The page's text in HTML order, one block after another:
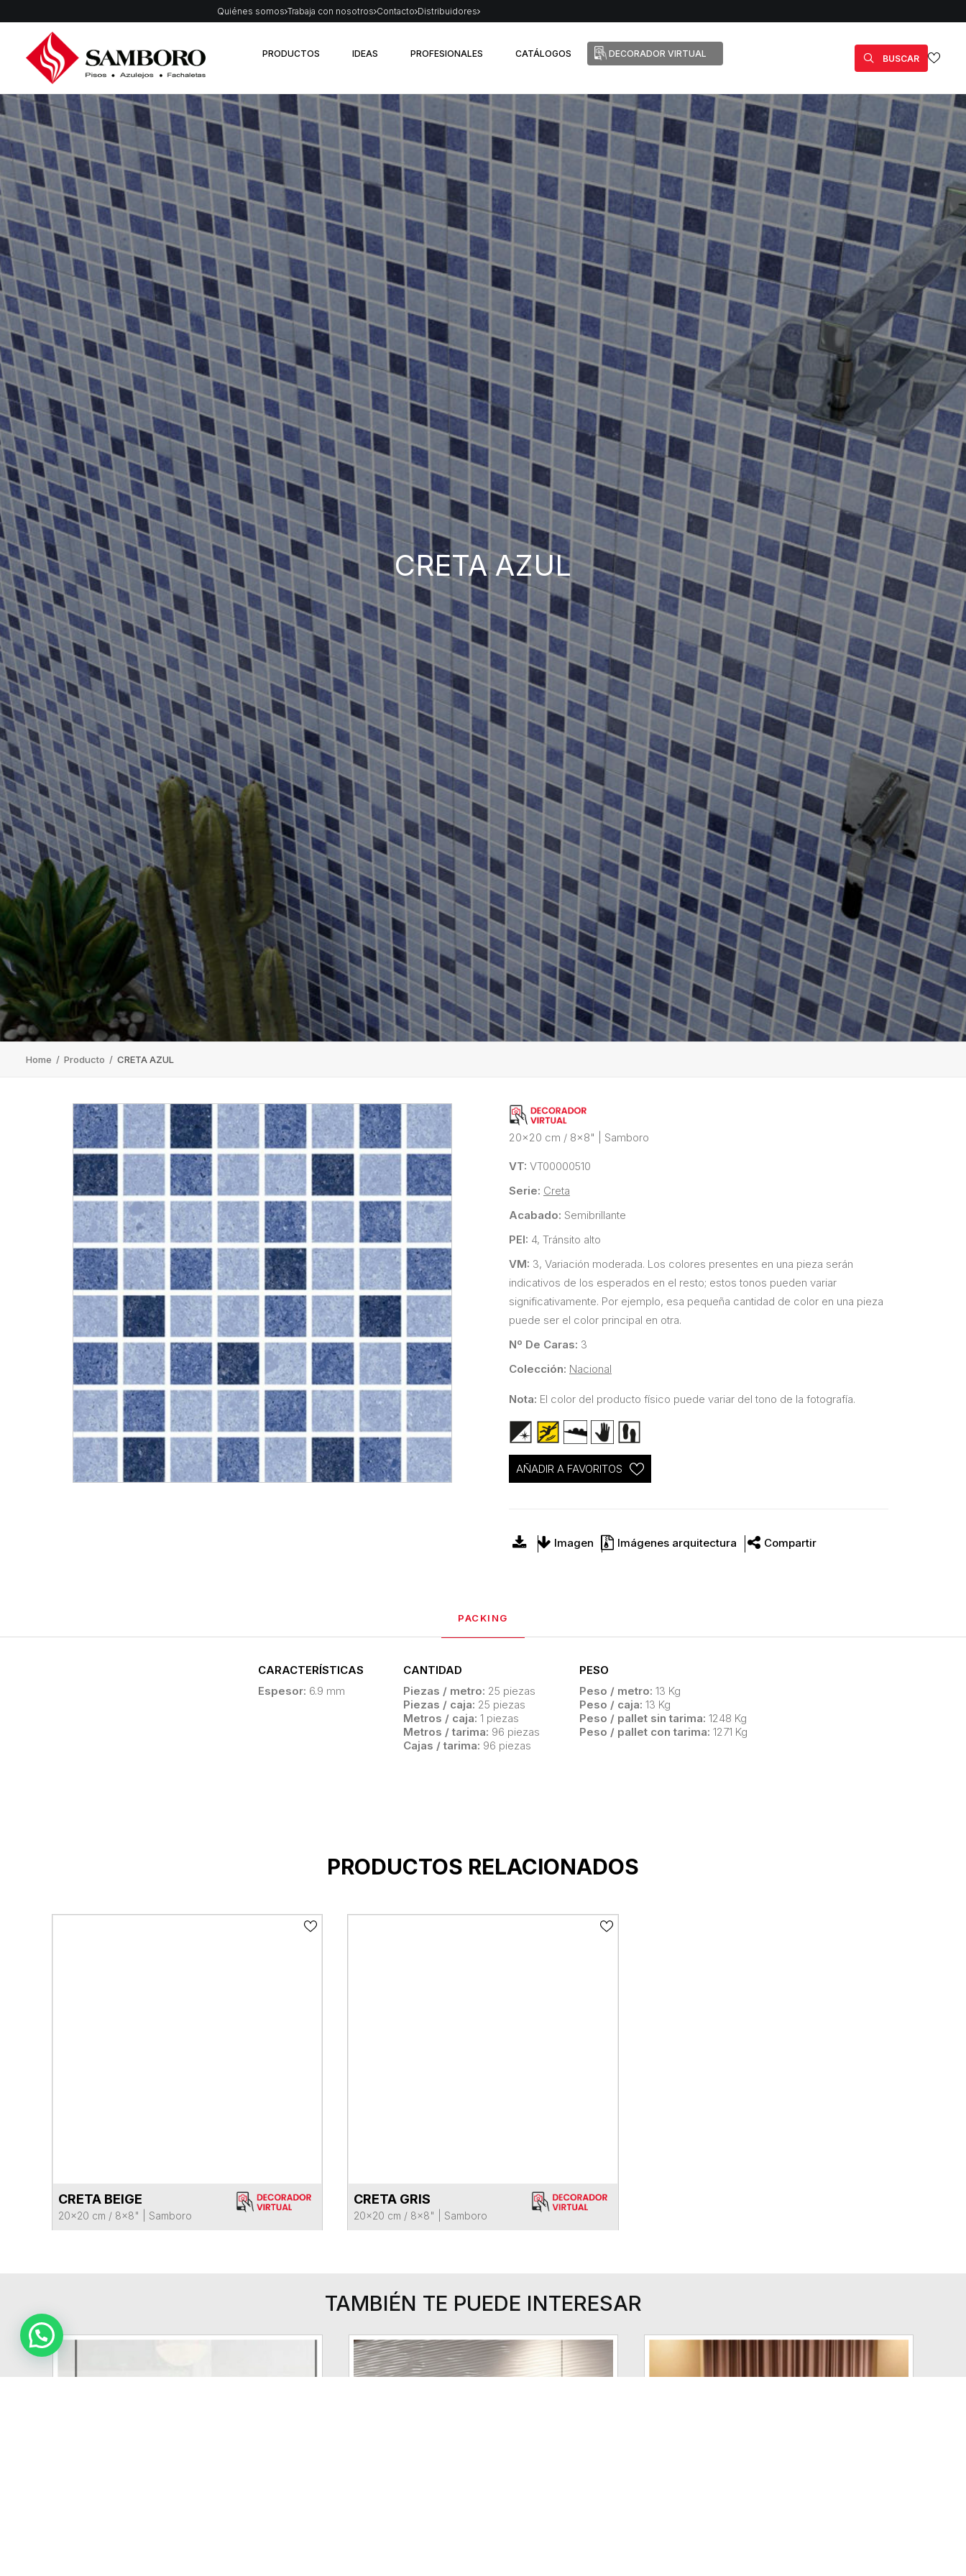
Quiénes somos Trabaja con nosotros Contacto Distribuidores
PRODUCTOS IDEAS PROFESIONALES CATÁLOGOS DECORADOR VIRTUAL BUSCAR
CRETA AZUL
Home / Producto / CRETA AZUL
20x20 cm / 8x8" Samboro
VT: VT00000510
Serie: Creta
Acabado: Semibrillante
PEI: 4, Tránsito alto
VM: 3, Variación moderada. Los colores presentes en una pieza serán
indicativos de los esperados en el resto; estos tonos pueden variar
significativamente. Por ejemplo, esa pequeña cantidad de color en una pieza
puede ser el color principal en otra.
Nº De Caras: 3
Colección: Nacional
Nota: El color del producto físico puede variar del tono de la fotografía.
AÑADIR A FAVORITOS
Imagen Imágenes arquitectura Compartir
PACKING
CARACTERÍSTICAS
Espesor: 6.9 mm
CANTIDAD
Piezas / metro: 25 piezas
Piezas / caja: 25 piezas
Metros / caja: 1 piezas
Metros / tarima: 96 piezas
Cajas / tarima: 96 piezas
PESO
Peso / metro: 13 Kg
Peso / caja: 13 Kg
Peso / pallet sin tarima: 1248 Kg
Peso / pallet con tarima: 1271 Kg
PRODUCTOS RELACIONADOS
VER FICHA DEL PRODUCTO
CRETA BEIGE
20x20 cm / 8x8" Samboro
VER FICHA DEL PRODUCTO
CRETA GRIS
20x20 cm / 8x8" Samboro
TAMBIÉN TE PUEDE INTERESAR